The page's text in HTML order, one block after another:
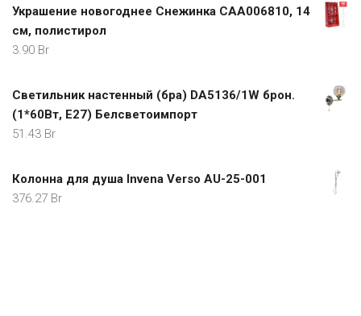
Украшение новогоднее Снежинка CAA006810, 14
см, полистирол
3.90 Br
Светильник настенный (бра) DA5136/1W брон.
(1*60Вт, Е27) Белсветоимпорт
51.43 Br
Колонна для душа Invena Verso AU-25-001
376.27 Br